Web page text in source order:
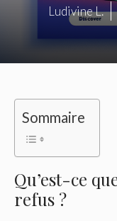
Ludivine L.
Sommaire
Qu’est-ce
refus ?